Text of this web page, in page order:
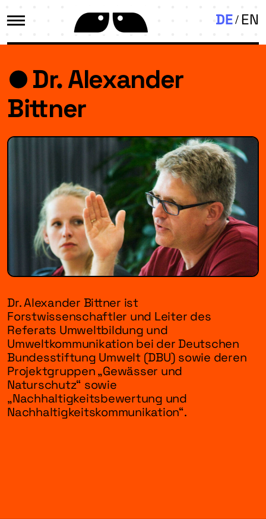
DE EN
Dr. Alexander
Bittner
Dr. Alexander Bittner ist
Forstwissenschaftler und Leiter des
Referats Umweltbildung und
Umweltkommunikation bei der Deutschen
Bundesstiftung Umwelt (DBU) sowie deren
Projektgruppen „Gewässer und
Naturschutz“ sowie
„Nachhaltigkeitsbewertung und
Nachhaltigkeitskommunikation“.